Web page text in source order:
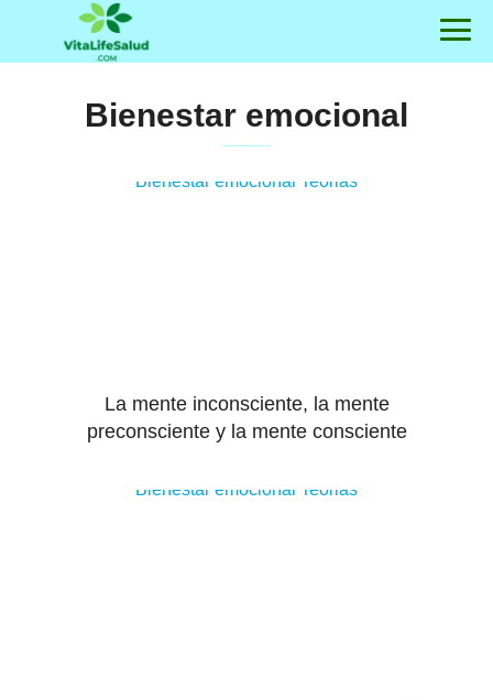
Bienestar emocional
Bienestar emocional Teorias
La mente inconsciente, la mente
preconsciente y la mente consciente
Bienestar emocional Teorias